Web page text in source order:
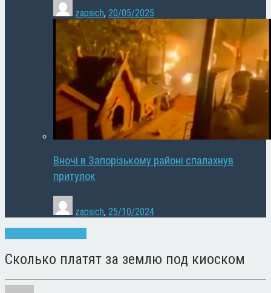
zapsich, 20/05/2025
Вночі в Запорізькому районі спалахнув
притулок
zapsich, 25/10/2024
Сколько платят за землю под киоском